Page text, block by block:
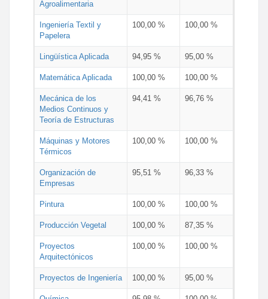
Agroalimentaria
Ingeniería Textil y
Papelera
100,00 % 100,00 %
Lingüística Aplicada 94,95 % 95,00 %
Matemática Aplicada 100,00 % 100,00 %
Mecánica de los
Medios Continuos y
Teoría de Estructuras
94,41 % 96,76 %
Máquinas y Motores
Térmicos
100,00 % 100,00 %
Organización de
Empresas
95,51 % 96,33 %
Pintura 100,00 % 100,00 %
Producción Vegetal 100,00 % 87,35 %
Proyectos
Arquitectónicos
100,00 % 100,00 %
Proyectos de Ingeniería 100,00 % 95,00 %